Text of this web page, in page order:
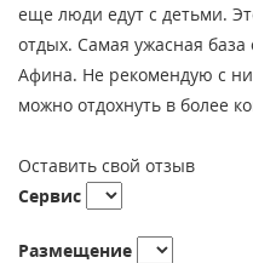
еще люди едут с детьми.
отдых. Самая ужасная
Афина. Не рекомендую с
можно отдохнуть в более
Оставить свой отзыв
Сервис
Размещение